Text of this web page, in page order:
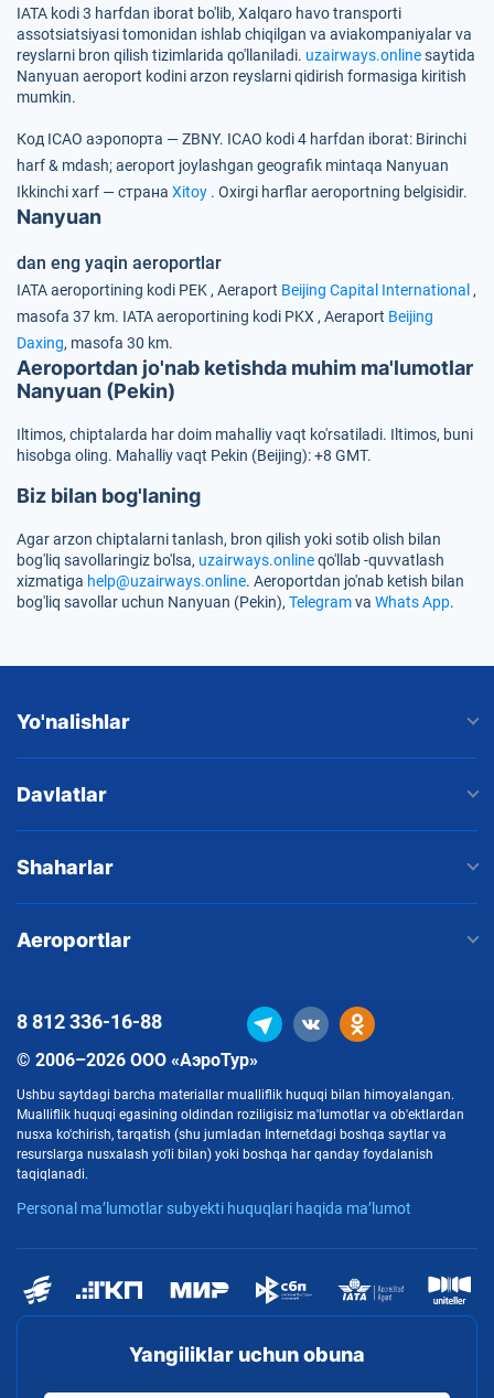
IATA kodi 3 harfdan iborat bo'lib, Xalqaro havo transporti
assotsiatsiyasi tomonidan ishlab chiqilgan va aviakompaniyalar va
reyslarni bron qilish tizimlarida qo'llaniladi. uzairways.onlinesaytida
Nanyuan aeroport kodini arzon reyslarni qidirish formasiga kiritish
mumkin.
Код ICAO аэропорта — ZBNY. ICAO kodi 4 harfdan iborat: Birinchi
harf & mdash; aeroport joylashgan geografik mintaqa Nanyuan
Ikkinchi xarf — страна Xitoy . Oxirgi harflar aeroportning belgisidir.
Nanyuan
dan eng yaqin aeroportlar
IATA aeroportining kodi PEK , Aeraport Beijing Capital International ,
masofa 37 km. IATA aeroportining kodi PKX , Aeraport Beijing
Daxing, masofa 30 km.
Aeroportdan jo'nab ketishda muhim ma'lumotlar
Nanyuan (Pekin)
Iltimos, chiptalarda har doim mahalliy vaqt ko'rsatiladi. Iltimos, buni
hisobga oling. Mahalliy vaqt Pekin (Beijing): +8 GMT.
Biz bilan bog'laning
Agar arzon chiptalarni tanlash, bron qilish yoki sotib olish bilan
bog'liq savollaringiz bo'lsa, uzairways.onlineqo'llab -quvvatlash
xizmatiga help@uzairways.online. Aeroportdan jo'nab ketish bilan
bog'liq savollar uchun Nanyuan (Pekin), Telegramva Whats App.
Yo'nalishlar
Davlatlar
Shaharlar
Aeroportlar
Yangiliklar uchun obuna
© 2006–2026 ООО «АэроТур»
Ushbu saytdagi barcha materiallar mualliflik huquqi bilan himoyalangan.
Mualliflik huquqi egasining oldindan roziligisiz ma'lumotlar va ob'ektlardan
nusxa ko'chirish, tarqatish (shu jumladan Internetdagi boshqa saytlar va
resurslarga nusxalash yo'li bilan) yoki boshqa har qanday foydalanish
taqiqlanadi.
Personal ma’lumotlar subyekti huquqlari haqida ma’lumot
8 812336-16-88